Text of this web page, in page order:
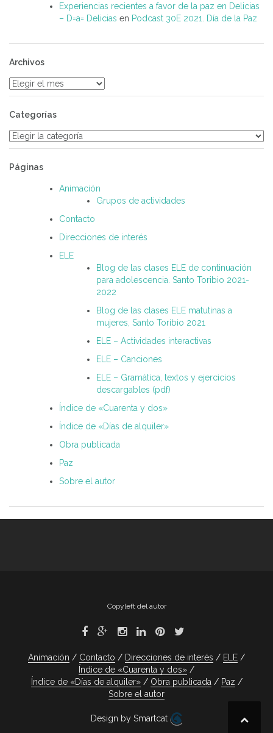
Experiencias recientes a favor de la paz en Delicias
– D=a= Delicias en Podcast 30E 2021. Día de la Paz
Archivos
Archivos
Categorías
Categorías
Páginas
Animación
Grupos de actividades
Contacto
Direcciones de interés
ELE
Blog de las clases ELE de continuación
para adolescencia. Santo Toribio 2021-
2022
Blog de las clases ELE matutinas a
mujeres, Santo Toribio 2021
ELE – Actividades interactivas
ELE – Canciones
ELE – Gramática, textos y ejercicios
descargables (pdf)
Índice de «Cuarenta y dos»
Índice de «Días de alquiler»
Obra publicada
Paz
Sobre el autor
Copyleft del autor
Animación Contacto Direcciones de interés
ELE
Índice de «Cuarenta y dos»
Índice de «Días de alquiler»
Obra publicada
Paz
Sobre el autor
Design by Smartcat